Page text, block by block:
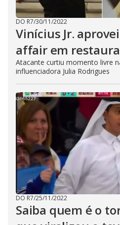
DO R7/30/11/2022
Vinícius Jr.
affair em
Atacante curtiu momento livre
influenciadora Julia Rodrigues
DO R7/25/11/2022
Saiba quem é o